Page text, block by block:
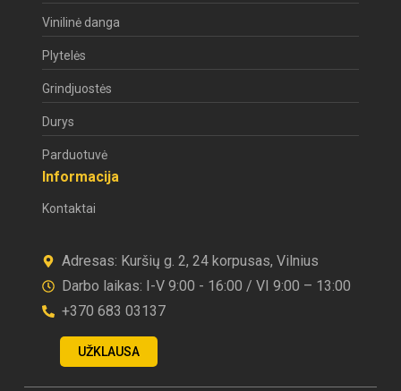
Vinilinė danga
Plytelės
Grindjuostės
Durys
Parduotuvė
Informacija
Kontaktai
Adresas: Kuršių g. 2, 24 korpusas, Vilnius
Darbo laikas: I-V 9:00 - 16:00 / VI 9:00 – 13:00
+370 683 03137
UŽKLAUSA